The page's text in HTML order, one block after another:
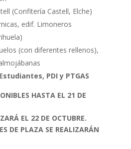
(Confitería Castell, Elche)
edif. Limoneros
(con diferentes rellenos),
Estudiantes, PDI y PTGAS
HASTA EL 21 DE
EL 22 DE OCTUBRE.
DE PLAZA SE REALIZARÁN